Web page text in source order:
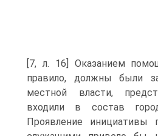
[7, л. 16] Оказанием
правило, должны были
местной власти,
входили в состав
Проявление инициативы